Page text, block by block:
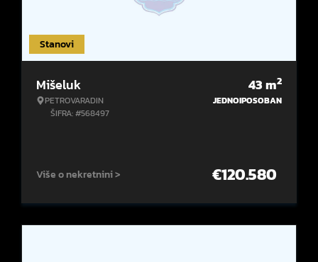
Stanovi
Mišeluk
PETROVARADIN
ŠIFRA: #568497
43m2
JEDNOIPOSOBAN
Više o nekretnini > €120.580